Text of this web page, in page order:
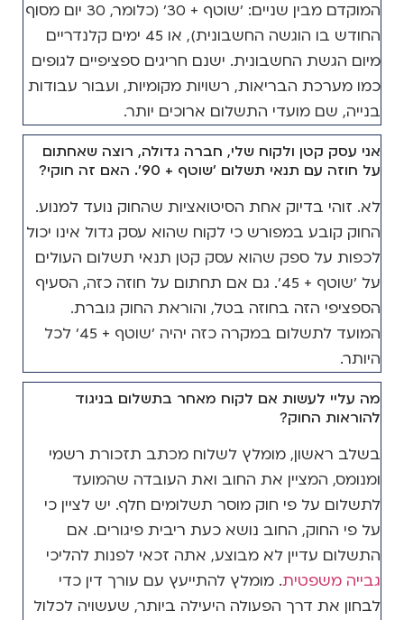
המוקדם מבין שניים: 'שוטף + 30' (כלומר, 30 יום מסוף
החודש בו הוגשה החשבונית), או 45 ימים קלנדריים
מיום הגשת החשבונית. ישנם חריגים ספציפיים לגופים
כמו מערכת הבריאות, רשויות מקומיות, ועבור עבודות
בנייה, שם מועדי התשלום ארוכים יותר.
אני עסק קטן ולקוח שלי, חברה גדולה, רוצה שאחתום
על חוזה עם תנאי תשלום 'שוטף + 90'. האם זה חוקי?
לא. זוהי בדיוק אחת הסיטואציות שהחוק נועד למנוע.
החוק קובע במפורש כי לקוח שהוא עסק גדול אינו יכול
לכפות על ספק שהוא עסק קטן תנאי תשלום העולים
על 'שוטף + 45'. גם אם תחתום על חוזה כזה, הסעיף
הספציפי הזה בחוזה בטל, והוראת החוק גוברת.
המועד לתשלום במקרה כזה יהיה 'שוטף + 45' לכל
היותר.
מה עליי לעשות אם לקוח מאחר בתשלום בניגוד
להוראות החוק?
בשלב ראשון, מומלץ לשלוח מכתב תזכורת רשמי
ומנומס, המציין את החוב ואת העובדה שהמועד
לתשלום על פי חוק מוסר תשלומים חלף. יש לציין כי
על פי החוק, החוב נושא כעת ריבית פיגורים. אם
התשלום עדיין לא מבוצע, אתה זכאי לפנות להליכי
גבייה משפטית. מומלץ להתייעץ עם עורך דין כדי
לבחון את דרך הפעולה היעילה ביותר, שעשויה לכלול